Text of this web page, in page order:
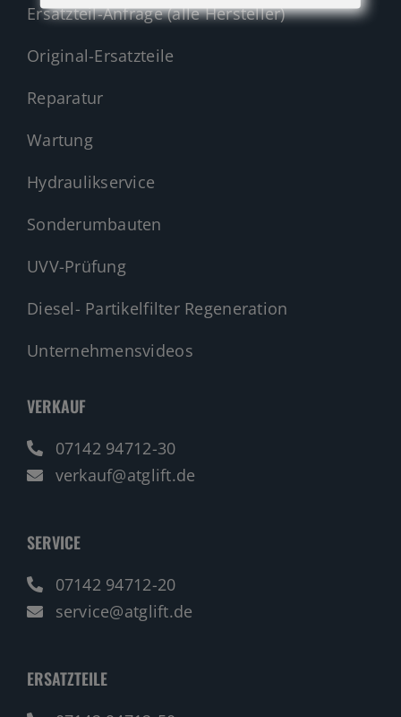
Ersatzteil-Anfrage (alle Hersteller)
Original-Ersatzteile
Reparatur
Wartung
Hydraulikservice
Sonderumbauten
UVV-Prüfung
Diesel- Partikelfilter Regeneration
Unternehmensvideos
VERKAUF
07142 94712-30
verkauf@atglift.de
SERVICE
07142 94712-20
service@atglift.de
ERSATZTEILE